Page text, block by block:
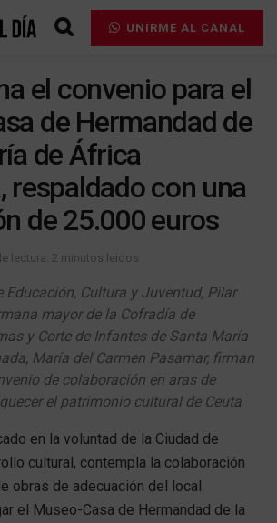
UNIRME AL CANAL
el convenio para el
de Hermandad de
de África
respaldado con una
de 25.000 euros
lectura: 2 minutos leidos
Educación, Cultura y Juventud, Pilar
mayor de la Cofradía de
y Corte de Infantes de Santa María
María del Carmen Pasamar, firman
de colaboración en aras de
el patrimonio cultural de Ceuta
en la voluntad de la Ciudad de
cultural, contempla la colaboración
obras de adecuación del local
el Museo-Casa de Hermandad de la